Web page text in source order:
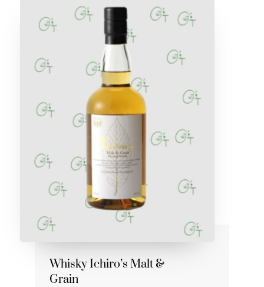
Whisky Ichiro’s Malt &
Grain